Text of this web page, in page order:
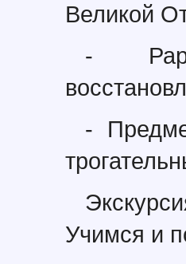
Великой
-
-
Учимся и